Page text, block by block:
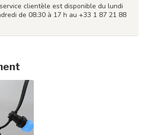
clientèle est disponible du lundi
de 08:30 à 17 h au +33 1 87 21 88